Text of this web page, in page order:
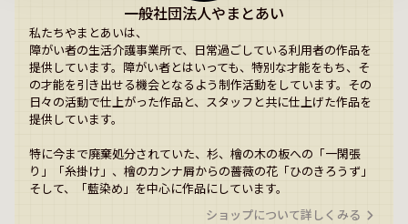
一般社団法人やまとあい
私たちやまとあいは、
障がい者の生活介護事業所で、日常過ごしている利用者の作品を
提供しています。障がい者とはいっても、特別な才能をもち、そ
の才能を引き出せる機会となるよう制作活動をしています。その
日々の活動で仕上がった作品と、スタッフと共に仕上げた作品を
提供しています。
特に今まで廃棄処分されていた、杉、檜の木の板への「一閑張
り」「糸掛け」、檜のカンナ屑からの薔薇の花「ひのきろうず」
そして、「藍染め」を中心に作品にしています。
ショップについて詳しくみる